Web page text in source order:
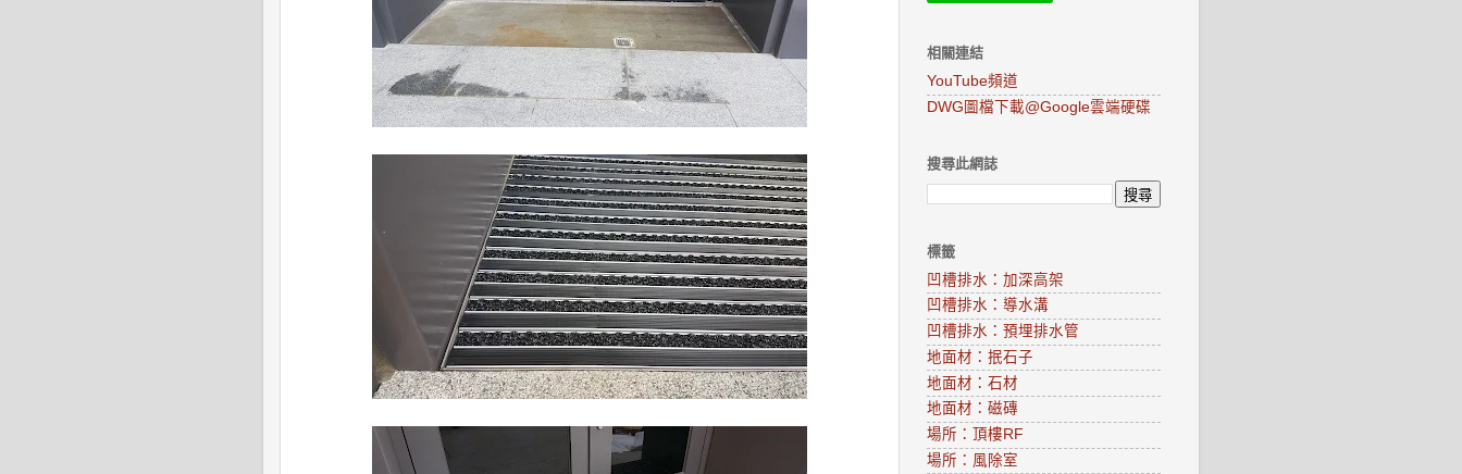
相關連結
YouTube頻道
DWG圖檔下載@Google雲端硬碟
搜尋此網誌
標籤
凹槽排水：加深高架
凹槽排水：導水溝
凹槽排水：預埋排水管
地面材：抿石子
地面材：石材
地面材：磁磚
場所：頂樓RF
場所：風除室